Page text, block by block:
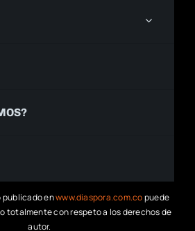
publicado enwww.diaspora.com.copuede
totalmente con respeto a los derechos de
autor.